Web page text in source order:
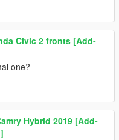
Civic 2 fronts [Add-
one?
Hybrid 2019 [Add-